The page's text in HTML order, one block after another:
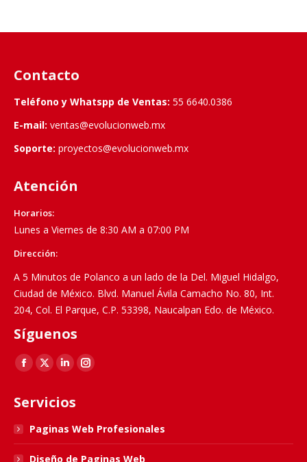
Contacto
Teléfono y Whatspp de Ventas: 55 6640.0386
E-mail: ventas@evolucionweb.mx
Soporte: proyectos@evolucionweb.mx
Atención
Horarios:
Lunes a Viernes de 8:30 AM a 07:00 PM
Dirección:
A 5 Minutos de Polanco a un lado de la Del. Miguel Hidalgo,
Ciudad de México. Blvd. Manuel Ávila Camacho No. 80, Int.
204, Col. El Parque, C.P. 53398, Naucalpan Edo. de México.
Síguenos
Find us on:
Facebook
opens
in
new
window
X
opens
in
new
window
Linkedin
opens
new
window
Instagram
in
new
window
Servicios
Paginas Web Profesionales
Diseño de Paginas Web